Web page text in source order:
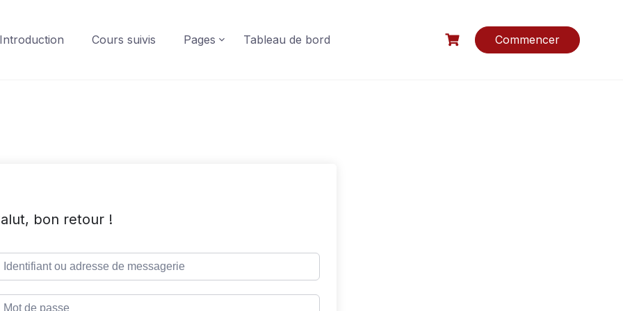
Introduction Cours suivis Pages Tableau de bord Commencer
bon retour !